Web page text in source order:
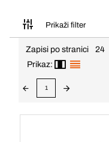
Prikaži filter
Zapisi po stranici
24
Prikaz:
1